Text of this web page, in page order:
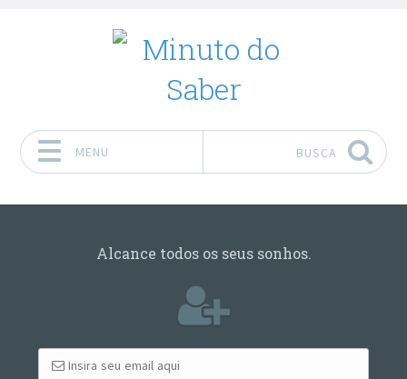
MENU BUSCA
Alcance todos os seus sonhos.